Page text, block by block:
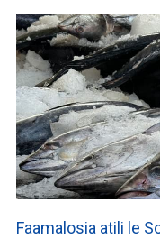
Faamalosia atili le